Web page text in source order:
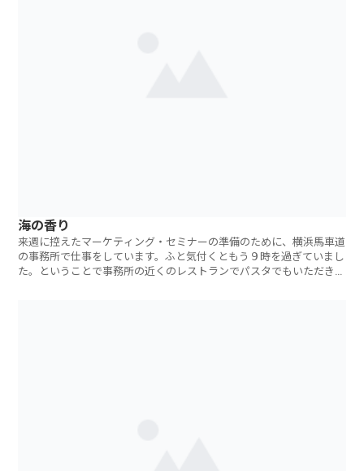
海の香り
来週に控えたマーケティング・セミナーの準備のために、横浜馬車道
の事務所で仕事をしています。ふと気付くともう９時を過ぎていまし
た。ということで事務所の近くのレストランでパスタでもいただきに